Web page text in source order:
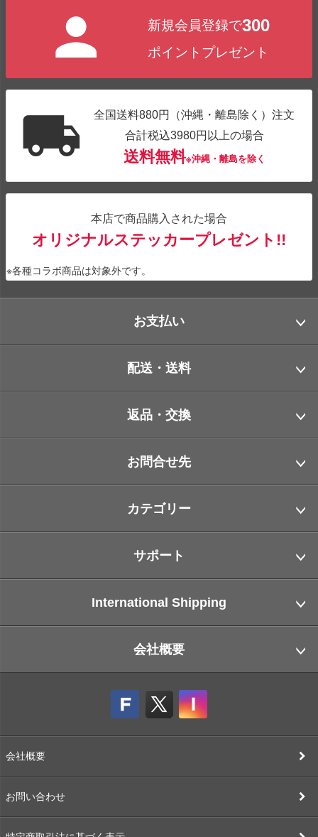
新規会員登録で300
ポイントプレゼント
全国送料880円（沖縄・離島除く）注文
合計税込3980円以上の場合
送料無料※沖縄・離島を除く
本店で商品購入された場合
オリジナルステッカープレゼント!!
※各種コラボ商品は対象外です。
お支払い
配送・送料
返品・交換
お問合せ先
カテゴリー
サポート
International Shipping
会社概要
会社概要
お問い合わせ